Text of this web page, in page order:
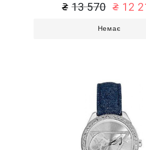
13 570 12
Немає